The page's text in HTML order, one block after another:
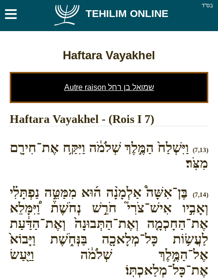
בס''ד ≡ TEHILIM ONLINE
Haftara Vayakhel
Autre raison שמואל בן רחל
Haftara Vayakhel - (Rois I 7)
(7,13)
וַיִּשְׁלַח֙ הַמֶּ֣לֶךְ שְׁלֹמֹ֔ה וַיִּקַּ֥ח אֶת־חִירָ֖ם
מִצֹּֽר׃
(7,14)
בֶּן־אִשָּׁה֩ אַלְמָנָ֨ה ה֜וּא מִמַּטֵּ֣ה נַפְתָּלִ֗י
וְאָבִ֣יו אִישׁ־צֹרִי֮ חֹרֵ֣שׁ נְחֹשֶׁת֒ וַ֠יִּמָּלֵא
אֶת־הַחָכְמָ֤ה וְאֶת־הַתְּבוּנָה֙ וְאֶת־הַדַּ֔עַת
לַעֲשׂ֥וֹת כָּל־מְלָאכָ֖ה בַּנְּחֹ֑שֶׁת וַיָּבוֹא֙
אֶל־הַמֶּ֣לֶךְ שְׁלֹמֹ֔ה וַיַּ֖עַשׂ
אֶת־כָּל־מְלַאכְתּֽוֹ׃